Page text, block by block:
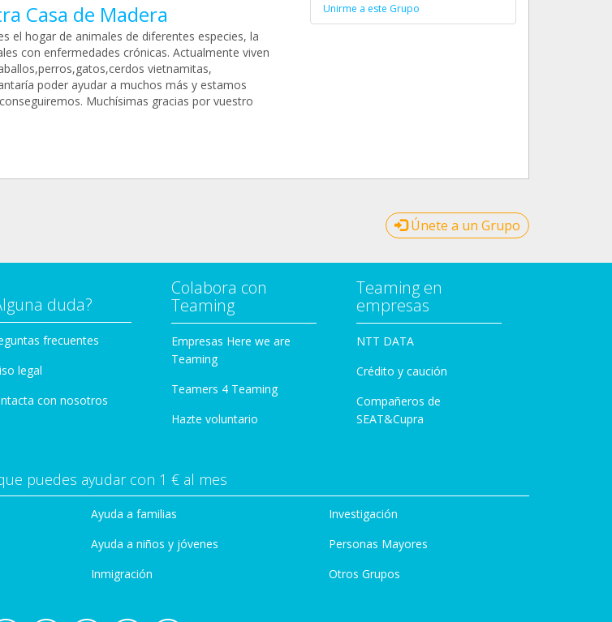
Casa de Madera
el hogar de animales de diferentes especies, la
con enfermedades crónicas. Actualmente viven
vietnamitas,
poder ayudar a muchos más y estamos
Muchísimas gracias por vuestro
Unirme a este Grupo
Únete a un Grupo
duda?
frecuentes
legal
con nosotros
Colabora con
Teaming
Empresas Here we are
Teaming
Teamers 4 Teaming
Hazte voluntario
Teaming en
empresas
NTT DATA
Crédito y caución
Compañeros de
SEAT&Cupra
puedes ayudar con 1 € al mes
Ayuda a familias
Ayuda a niños y jóvenes
Inmigración
Investigación
Personas Mayores
Otros Grupos